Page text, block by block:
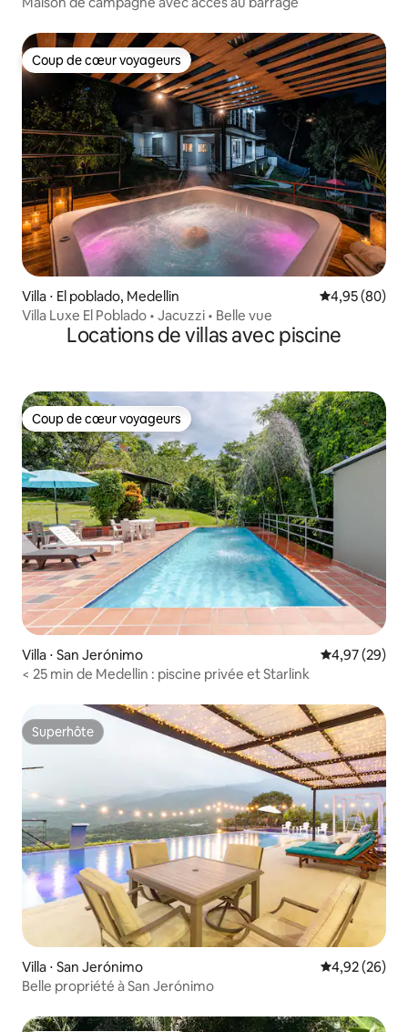
Coup de cœur voyageurs
Coup de cœur voyageurs
Villa ⋅ El poblado, Medellin Évaluation
4,95 (80)
Villa Luxe El Poblado • Jacuzzi • Belle vue
Locations de villas avec piscine
Coup de cœur voyageurs
Coup de cœur voyageurs
Villa ⋅ San Jerónimo Évaluation
4,97 (29)
< 25 min de Medellin : piscine privée et Starlink
Superhôte
Superhôte
Villa ⋅ San Jerónimo Évaluation
4,92 (26)
Belle propriété à San Jerónimo